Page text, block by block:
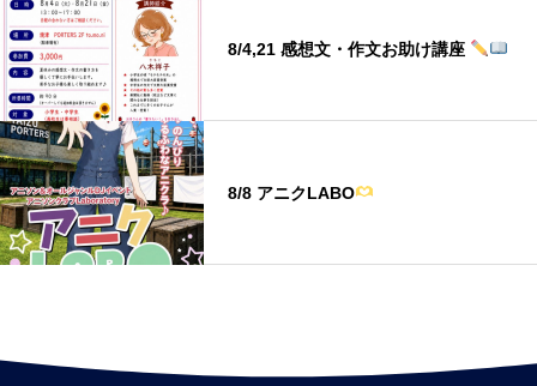
8/4,21 感想文・作文お助け講座
8/8 アニクLABO